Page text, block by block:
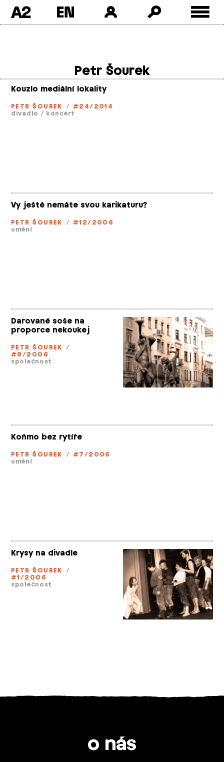
A2
Petr Šourek
Kouzlo mediální lokality
PETR ŠOUREK / #24/2014
divadlo / koncert
Vy ještě nemáte svou karikaturu?
PETR ŠOUREK / #12/2006
umění
Darované soše na
proporce nekoukej
PETR ŠOUREK /
#8/2006
společnost
Koňmo bez rytíře
PETR ŠOUREK / #7/2006
umění
Krysy na divadle
PETR ŠOUREK /
#1/2006
společnost
o nás